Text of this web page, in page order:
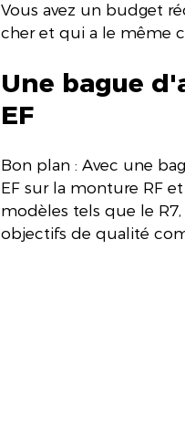
Vous avez un budget
cher et qui a le même
Une bague
EF
Bon plan : Avec une
EF sur la monture RF
modèles tels que le
objectifs de qualité